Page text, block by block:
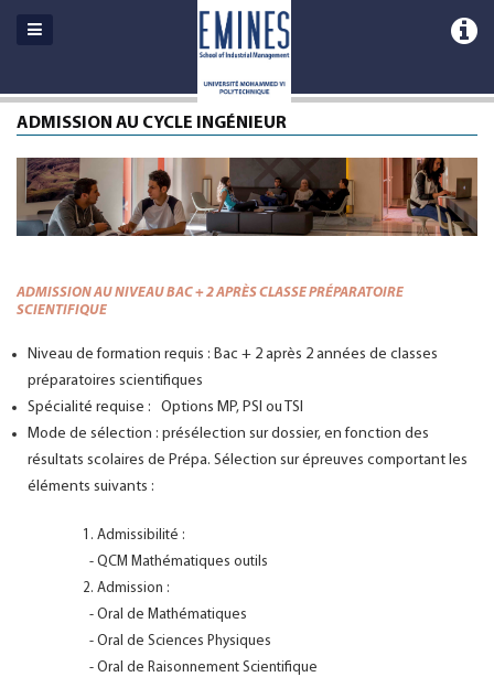
ADMISSION AU CYCLE INGÉNIEUR
ADMISSION AU NIVEAU BAC + 2 APRÈS CLASSE PRÉPARATOIRE
SCIENTIFIQUE
Niveau de formation requis : Bac + 2 après 2 années de classes
préparatoires scientifiques
Spécialité requise : Options MP, PSI ou TSI
Mode de sélection : présélection sur dossier, en fonction des
résultats scolaires de Prépa. Sélection sur épreuves comportant les
éléments suivants :
1. Admissibilité :
- QCM Mathématiques outils
2. Admission :
- Oral de Mathématiques
- Oral de Sciences Physiques
- Oral de Raisonnement Scientifique